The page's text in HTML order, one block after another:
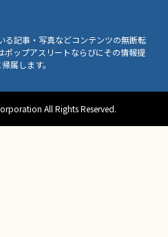
る記事・写真などコンテンツの無断転
ポップアスリートならびにその情報提
属します。
All Rights Reserved.